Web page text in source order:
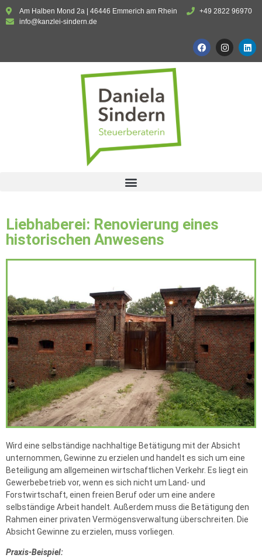
Am Halben Mond 2a | 46446 Emmerich am Rhein
+49 2822 96970
info@kanzlei-sindern.de
Liebhaberei: Renovierung eines
historischen Anwesens
Wird eine selbständige nachhaltige Betätigung mit der Absicht
unternommen, Gewinne zu erzielen und handelt es sich um eine
Beteiligung am allgemeinen wirtschaftlichen Verkehr. Es liegt ein
Gewerbebetrieb vor, wenn es sich nicht um Land- und
Forstwirtschaft, einen freien Beruf oder um eine andere
selbständige Arbeit handelt. Außerdem muss die Betätigung den
Rahmen einer privaten Vermögensverwaltung überschreiten. Die
Absicht Gewinne zu erzielen, muss vorliegen.
Praxis-Beispiel: